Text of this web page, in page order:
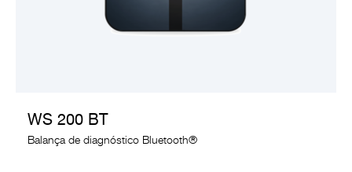
WS 200 BT
Balança de diagnóstico Bluetooth®